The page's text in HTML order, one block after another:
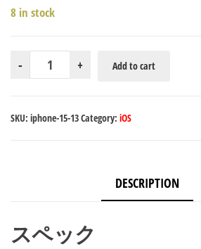
8 in stock
-
iPhone
15（カ
ー：
容
+ Add to cart
SKU: iphone-15-13Category: iOS
DESCRIPTION
スペック